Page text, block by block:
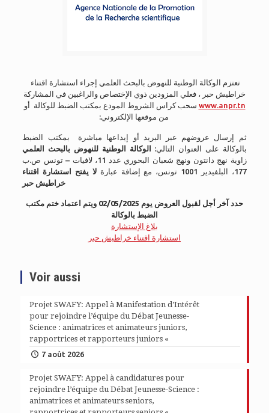
خراطيش حبر ، فعلي المزودين ذوي الإختصاص والراغبين في المشاركة
www.anpr.tn
ثم إرسال عروضهم عبر البريد أو إيداعها مباشرة بمكتب الضبط
بالوكالة على العنوان التالي:
الوكالة الوطنية للنهوض بالبحث العلمي
زاوية نهج دانتون ونهج شعبان البحوري عدد 11، لافيات – تونس ص.ب
177، البلفيدير 1001 تونس، مع إضافة عبارة
لا يفتح استشارة اقتناء
حدد آخر أجل لقبول العروض يوم 02/05/2025 ويتم اعتماد ختم مكتب
الضبط بالوكالة
بلاغ الإستشارة
استشارة اقتناء خراطيش حبر
Voir aussi
Projet SWAFY: Appel à Manifestation d’Intérêt
pour rejoindre l’équipe du Débat Jeunesse-
Science : animatrices et animateurs juniors,
rapportrices et rapporteurs juniors «
7 août 2026
Projet SWAFY: Appel à candidatures pour
rejoindre l’équipe du Débat Jeunesse-Science :
animatrices et animateurs seniors,